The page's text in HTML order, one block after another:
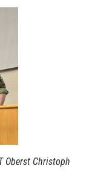
Oberst Christoph